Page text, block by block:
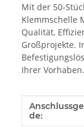
Mit der 50-
Klemmschelle
Qualität,
Großprojekte.
Ihrer Vorhaben.
Wert
de: